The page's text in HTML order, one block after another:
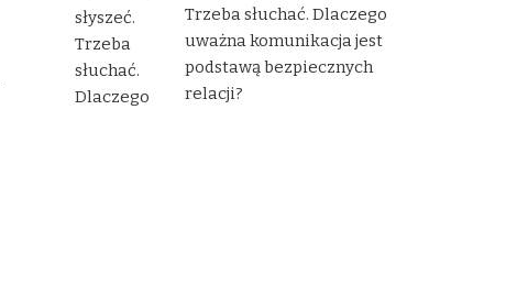
Trzeba słuchać. Dlaczego
uważna komunikacja jest
podstawą bezpiecznych
relacji?